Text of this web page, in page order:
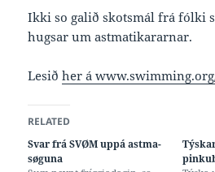
Ikki so galið skotsmál frá fólki
hugsar um astmatikararnar.
Lesiðher á
RELATED
Svar frá SVØM uppá astma-
søguna